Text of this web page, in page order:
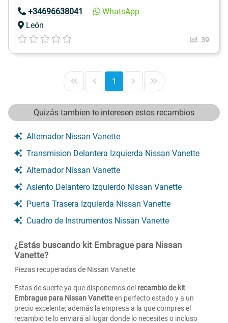
+34696638041
WhatsApp
León
39
1
Quizás tambien te interesen estos recambios
Alternador Nissan Vanette
Transmision Delantera Izquierda Nissan Vanette
Alternador Nissan Vanette
Asiento Delantero Izquierdo Nissan Vanette
Puerta Trasera Izquierda Nissan Vanette
Cuadro de Instrumentos Nissan Vanette
¿Estás buscando kit Embrague para Nissan
Vanette?
Piezas recuperadas de Nissan Vanette
Estas de suerte ya que disponemos del recambio de kit
Embrague para Nissan Vanetteen perfecto estado y a un
precio excelente; además la empresa a la que compres el
recambio te lo enviará al lugar donde lo necesites o incluso